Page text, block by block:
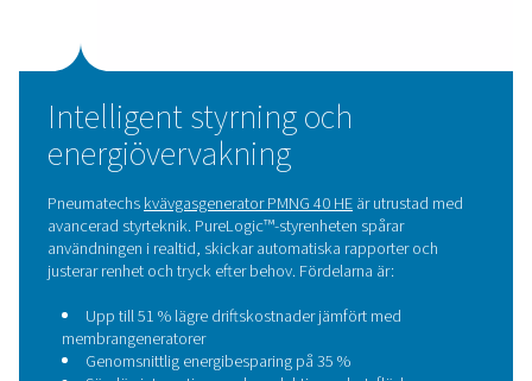
prestanda. Backup-kryotanken har aldrig använts.
Egenproduktionen har också gett företaget större
och när kväve används.
Nu kan de:
Kör fler kvävebaserade cykler
Finjustera systemet för varje process
Arbeta självständigt, utan risker i leveranskedjan